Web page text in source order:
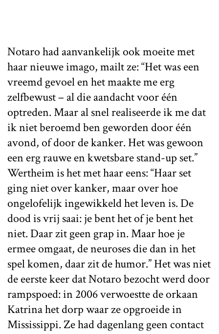
Notaro had aanvankelijk ook moeite met
haar nieuwe imago, mailt ze: “Het was een
vreemd gevoel en het maakte me erg
zelfbewust – al die aandacht voor één
optreden. Maar al snel realiseerde ik me dat
ik niet beroemd ben geworden door één
avond, of door de kanker. Het was gewoon
een erg rauwe en kwetsbare stand-up set.”
Wertheim is het met haar eens: “Haar set
ging niet over kanker, maar over hoe
ongelofelijk ingewikkeld het leven is. De
dood is vrij saai: je bent het of je bent het
niet. Daar zit geen grap in. Maar hoe je
ermee omgaat, de neuroses die dan in het
spel komen, daar zit de humor.” Het was niet
de eerste keer dat Notaro bezocht werd door
rampspoed: in 2006 verwoestte de orkaan
Katrina het dorp waar ze opgroeide in
Mississippi. Ze had dagenlang geen contact